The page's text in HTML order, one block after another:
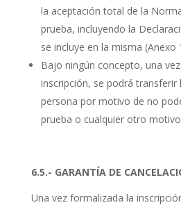
la aceptación total de la
prueba, incluyendo la
se incluye en la misma (Anexo
Bajo ningún concepto, una
inscripción, se podrá
persona por motivo de no
prueba o cualquier otro
6.5.- GARANTÍA DE
Una vez formalizada la